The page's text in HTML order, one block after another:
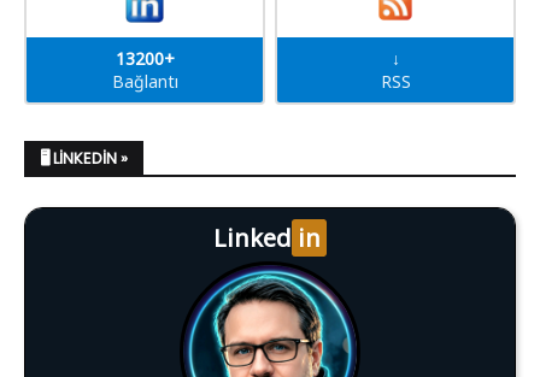
13200+
Bağlantı
↓
RSS
🖥️ LINKEDIN »
Linked in